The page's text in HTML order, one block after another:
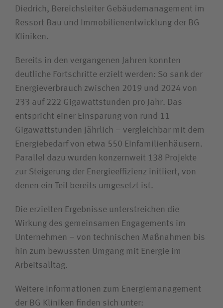
Bewerberin /Bewerber
Diedrich, Bereichsleiter Gebäudemanagement im
Ressort Bau und Immobilienentwicklung der BG
Kliniken.
Bereits in den vergangenen Jahren konnten
deutliche Fortschritte erzielt werden: So sank der
Energieverbrauch zwischen 2019 und 2024 von
233 auf 222 Gigawattstunden pro Jahr. Das
entspricht einer Einsparung von rund 11
Gigawattstunden jährlich – vergleichbar mit dem
Energiebedarf von etwa 550 Einfamilienhäusern.
Parallel dazu wurden konzernweit 138 Projekte
zur Steigerung der Energieeffizienz initiiert, von
denen ein Teil bereits umgesetzt ist.
Die erzielten Ergebnisse unterstreichen die
Wirkung des gemeinsamen Engagements im
Unternehmen – von technischen Maßnahmen bis
hin zum bewussten Umgang mit Energie im
Arbeitsalltag.
Weitere Informationen zum Energiemanagement
der BG Kliniken finden sich unter: